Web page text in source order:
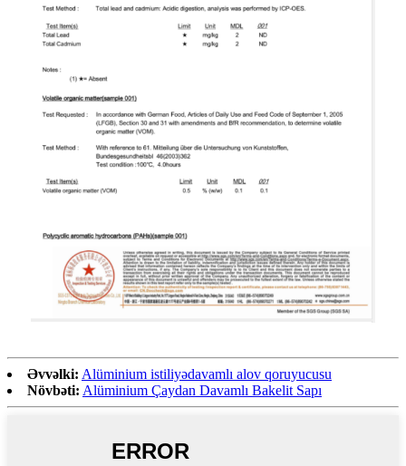
Əvvəlki: Alüminium istiliyədavamlı alov qoruyucusu
Növbəti: Alüminium Çaydan Davamlı Bakelit Sapı